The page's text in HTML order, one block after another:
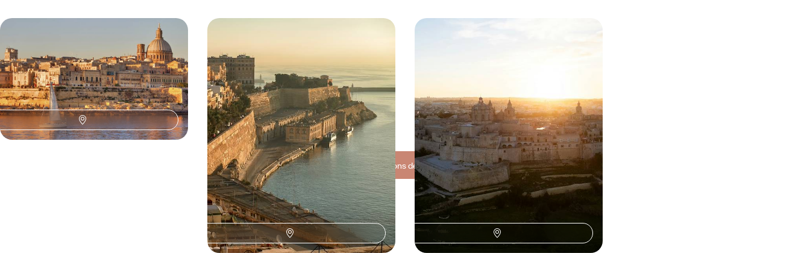
Malte secrète et historique - En
hôtel de charme & guide privé
Trois jours dans le confort et l’élégance d’un petit
palais XVIIe sur les remparts de Mdina
4 jours, de CHF 1400 à CHF 1900
palais chic et dîner de fête
Pour la nouvelle année, s'offrir le soleil et l'histoire
à quelques heures de vol seulement
4 jours, de CHF 2200 à CHF 2700 8 jours, de CHF 2300 à CHF 3100
Toutes nos suggestions de voyages à Malte (3)